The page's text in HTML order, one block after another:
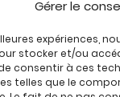
Gérer le
expériences,
stocker et/ou
consentir à ces
telles que le
Tous nos